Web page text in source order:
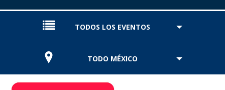
TODOS LOS EVENTOS
TODO MÉXICO